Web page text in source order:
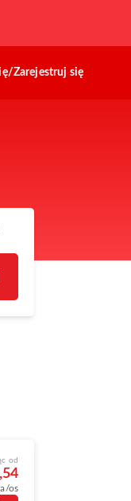
Zarejestruj się
od
os